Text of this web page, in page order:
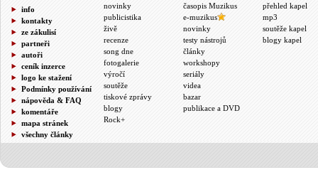
info
kontakty
ze zákulisí
partneři
autoři
ceník inzerce
logo ke stažení
Podmínky používání
nápověda & FAQ
komentáře
mapa stránek
všechny články
novinky
publicistika
živě
recenze
song dne
fotogalerie
výročí
soutěže
tiskové zprávy
blogy
Rock+
časopis Muzikus
e-muzikus
novinky
testy nástrojů
články
workshopy
seriály
videa
bazar
publikace a DVD
přehled kapel
mp3
soutěže kapel
blogy kapel